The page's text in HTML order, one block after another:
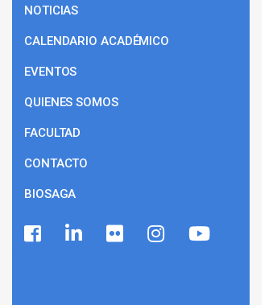
NOTICIAS
CALENDARIO ACADÉMICO
EVENTOS
QUIENES SOMOS
FACULTAD
CONTACTO
BIOSAGA